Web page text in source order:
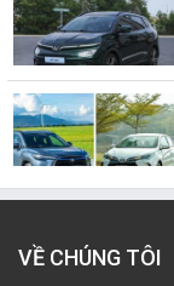
VỀ CHÚNG TÔI